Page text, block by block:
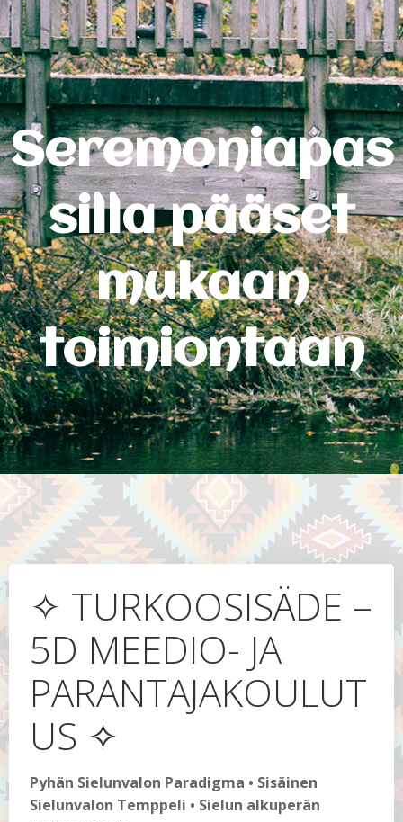
Seremoniapas
silla pääset
mukaan
toimiontaan
✧ TURKOOSISÄDE –
5D MEEDIO- JA
PARANTAJAKOULUT
US ✧
Pyhän Sielunvalon Paradigma • Sisäinen
Sielunvalon Temppeli • Sielun alkuperän